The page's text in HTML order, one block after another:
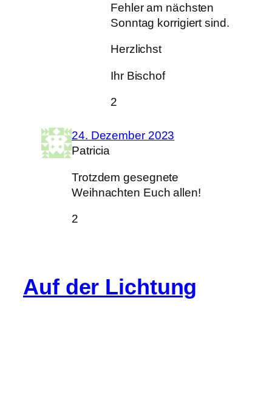
Fehler am nächsten
Sonntag korrigiert sind.
Herzlichst
Ihr Bischof
2
24. Dezember 2023
Patricia
Trotzdem gesegnete
Weihnachten Euch allen!
2
Auf der Lichtung